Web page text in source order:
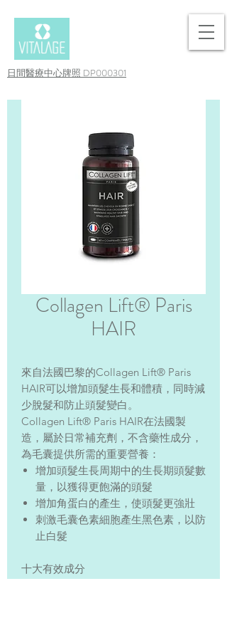
日間醫療中心牌照 DP000301
Collagen Lift® Paris
HAIR
來自法國巴黎的Collagen Lift® Paris
HAIR可以增加頭髮生長和體積，同時減
少脫髮和防止頭髮變白。
Collagen Lift® Paris HAIR在法國製
造，屬於日常補充劑，不含藥性成分，
為毛囊提供所需的重要營養：
增加頭髮生長周期中的生長期頭髮數
量，以獲得更飽滿的頭髮
增加角蛋白的產生，使頭髮更強壯
刺激毛囊色素細胞產生黑色素，以防
止白髮
十大有效成分